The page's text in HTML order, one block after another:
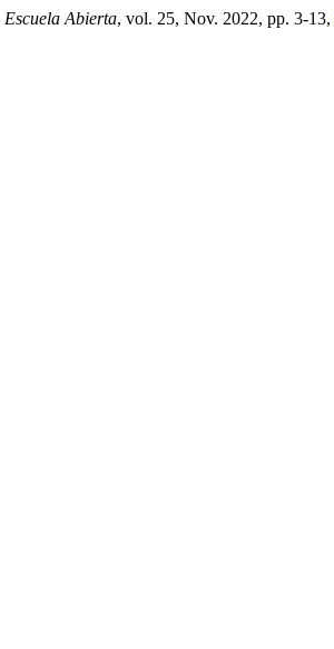
Escuela Abierta, vol. 25, Nov. 2022, pp. 3-13,